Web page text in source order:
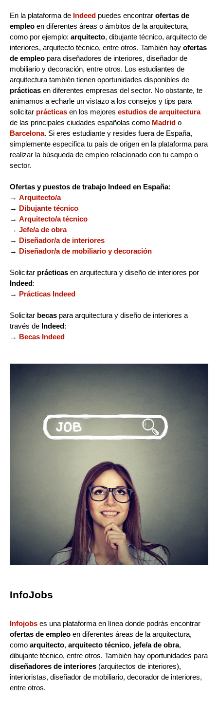
En la plataforma de Indeed puedes encontrar ofertas de
empleo en diferentes áreas o ámbitos de la arquitectura,
como por ejemplo: arquitecto, dibujante técnico, arquitecto de
interiores, arquitecto técnico, entre otros. También hay ofertas
de empleo para diseñadores de interiores, diseñador de
mobiliario y decoración, entre otros. Los estudiantes de
arquitectura también tienen oportunidades disponibles de
prácticas en diferentes empresas del sector. No obstante, te
animamos a echarle un vistazo a los consejos y tips para
solicitar prácticas en los mejores estudios de arquitectura
de las principales ciudades españolas como Madrid o
Barcelona. Si eres estudiante y resides fuera de España,
simplemente especifica tu país de origen en la plataforma para
realizar la búsqueda de empleo relacionado con tu campo o
sector.
Ofertas y puestos de trabajo Indeed en España:
→ Arquitecto/a
→ Dibujante técnico
→ Arquitecto/a técnico
→ Jefe/a de obra
→ Diseñador/a de interiores
→ Diseñador/a de mobiliario y decoración
Solicitar prácticas en arquitectura y diseño de interiores por
Indeed:
→ Prácticas Indeed
Solicitar becas para arquitectura y diseño de interiores a
través de Indeed:
→ Becas Indeed
InfoJobs
Infojobs es una plataforma en línea donde podrás encontrar
ofertas de empleo en diferentes áreas de la arquitectura,
como arquitecto, arquitecto técnico, jefe/a de obra,
dibujante técnico, entre otros. También hay oportunidades para
diseñadores de interiores (arquitectos de interiores),
interioristas, diseñador de mobiliario, decorador de interiores,
entre otros.